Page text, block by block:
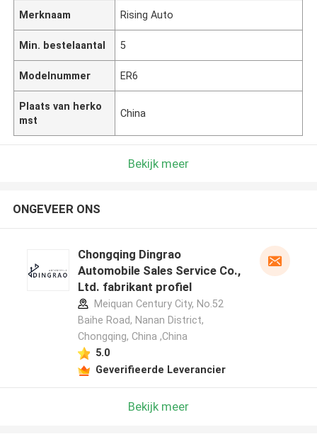
Merknaam Rising Auto
Min. bestelaantal 5
Modelnummer ER6
Plaats van herko
mst
China
Bekijk meer
ONGEVEER ONS
Chongqing Dingrao
Automobile Sales Service Co.,
Ltd. fabrikant profiel
Meiquan Century City, No.52
Baihe Road, Nanan District,
Chongqing, China ,China
5.0
Geverifieerde Leverancier
Bekijk meer